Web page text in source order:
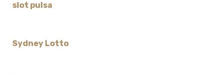
slot pulsa
Sydney Lotto